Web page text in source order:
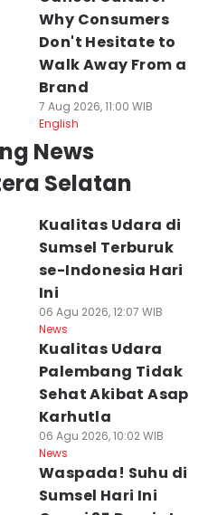
Why Consumers
Don't Hesitate to
Walk Away From a
Brand
7 Aug 2026, 11:00 WIB
English
News
Selatan
Kualitas Udara di
Sumsel Terburuk
se-Indonesia Hari
Ini
06 Agu 2026, 12:07 WIB
News
Kualitas Udara
Palembang Tidak
Sehat Akibat Asap
Karhutla
06 Agu 2026, 10:02 WIB
News
Waspada! Suhu di
Sumsel Hari Ini